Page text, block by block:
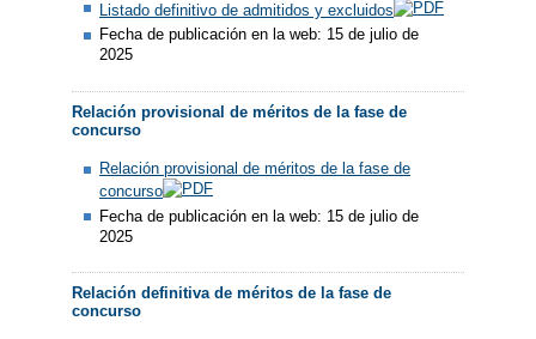
Listado definitivo de admitidos y excluidos
Fecha de publicación en la web: 15 de julio de
2025
Relación provisional de méritos de la fase de
concurso
Relación provisional de méritos de la fase de
concurso
Fecha de publicación en la web: 15 de julio de
2025
Relación definitiva de méritos de la fase de
concurso